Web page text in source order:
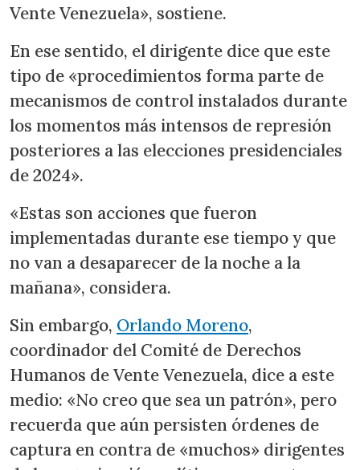
Vente Venezuela», sostiene.
En ese sentido, el dirigente dice que este
tipo de «procedimientos forma parte de
mecanismos de control instalados durante
los momentos más intensos de represión
posteriores a las elecciones presidenciales
de 2024».
«Estas son acciones que fueron
implementadas durante ese tiempo y que
no van a desaparecer de la noche a la
mañana», considera.
Sin embargo, Orlando Moreno,
coordinador del Comité de Derechos
Humanos de Vente Venezuela, dice a este
medio: «No creo que sea un patrón», pero
recuerda que aún persisten órdenes de
captura en contra de «muchos» dirigentes